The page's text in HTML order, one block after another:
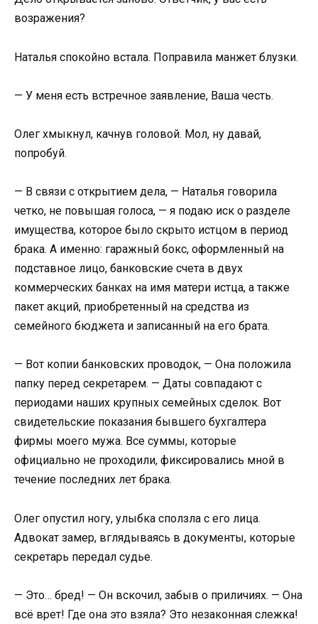
возражения?
Наталья спокойно встала. Поправила манжет блузки.
— У меня есть встречное заявление, Ваша честь.
Олег хмыкнул, качнув головой. Мол, ну давай,
попробуй.
— В связи с открытием дела, — Наталья говорила
четко, не повышая голоса, — я подаю иск о разделе
имущества, которое было скрыто истцом в период
брака. А именно: гаражный бокс, оформленный на
подставное лицо, банковские счета в двух
коммерческих банках на имя матери истца, а также
пакет акций, приобретенный на средства из
семейного бюджета и записанный на его брата.
— Вот копии банковских проводок, — Она положила
папку перед секретарем. — Даты совпадают с
периодами наших крупных семейных сделок. Вот
свидетельские показания бывшего бухгалтера
фирмы моего мужа. Все суммы, которые
официально не проходили, фиксировались мной в
течение последних лет брака.
Олег опустил ногу, улыбка сползла с его лица.
Адвокат замер, вглядываясь в документы, которые
секретарь передал судье.
— Это… бред! — Он вскочил, забыв о приличиях. — Она
всё врет! Где она это взяла? Это незаконная слежка!